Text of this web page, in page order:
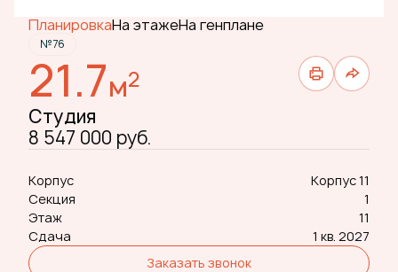
ПланировкаНа этажеНа генплане
№76
21.7м2
Студия
8 547 000 руб.
Корпус
Корпус 11
Секция
1
Этаж
11
Сдача
1 кв. 2027
Заказать звонок